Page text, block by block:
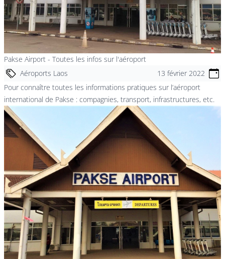
Pakse Airport - Toutes les infos sur l'aéroport
Aéroports Laos
13 février 2022
Pour connaître toutes les informations pratiques sur l’aéroport
international de Pakse : compagnies, transport, infrastructures, etc.